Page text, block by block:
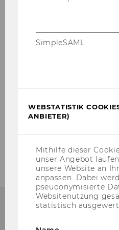
SimpleSAML
WEBSTATISTIK
ANBIETER)
Mithilfe dieser
unser Angebot
unsere Website an
anpassen. Dabei
pseudonymisierte
Websitenutzung
statistisch